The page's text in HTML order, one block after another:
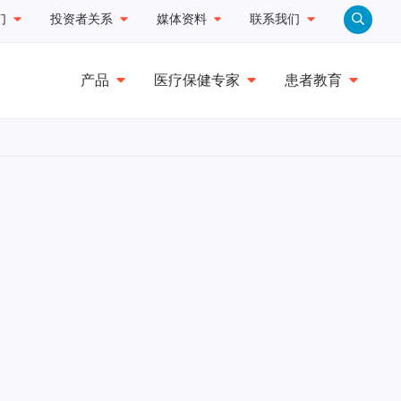
投资者关系 媒体资料 联系我们
产品 医疗保健专家 患者教育